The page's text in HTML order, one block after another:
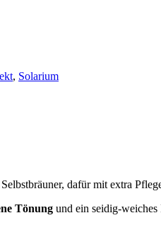
, Solarium
dafür mit extra
Tönung und ein seidig-